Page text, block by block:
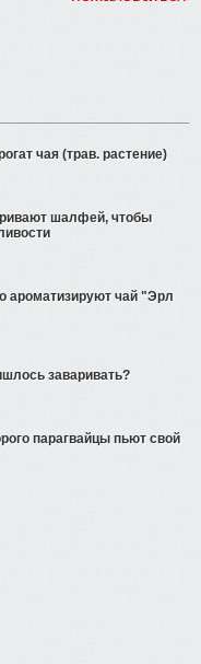
чая (трав. растение)
шалфей, чтобы
ароматизируют чай "Эрл
заваривать?
парагвайцы пьют свой